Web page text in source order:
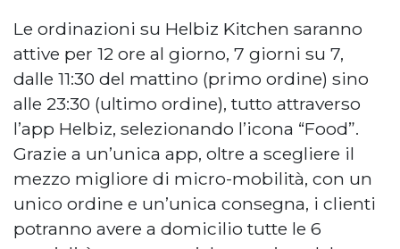
Le ordinazioni su Helbiz Kitchen saranno
attive per 12 ore al giorno, 7 giorni su 7,
dalle 11:30 del mattino (primo ordine) sino
alle 23:30 (ultimo ordine), tutto attraverso
l’app Helbiz, selezionando l’icona “Food”.
Grazie a un’unica app, oltre a scegliere il
mezzo migliore di micro-mobilità, con un
unico ordine e un’unica consegna, i clienti
potranno avere a domicilio tutte le 6